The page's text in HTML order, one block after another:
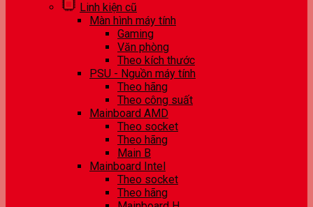
Linh kiện cũ
Màn hình máy tính
Gaming
Văn phòng
Theo kích thước
PSU - Nguồn máy tính
Theo hãng
Theo công suất
Mainboard AMD
Theo socket
Theo hãng
Main B
Mainboard Intel
Theo socket
Theo hãng